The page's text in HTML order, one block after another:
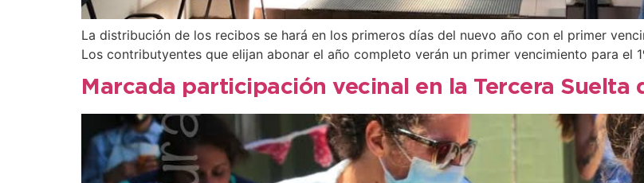
La distribución de los recibos se hará en los primeros días del nuevo año con el primer
Los contributyentes que elijan abonar el año completo verán un primer vencimiento para el
Marcada participación vecinal en la Tercera Suelta